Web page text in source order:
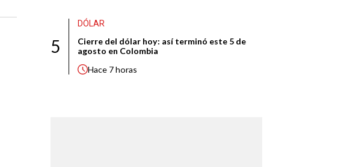
5
DÓLAR
Cierre del dólar hoy: así terminó este 5 de
agosto en Colombia
Hace 7 horas